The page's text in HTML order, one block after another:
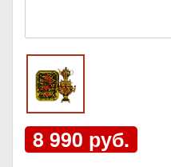
8 990 руб.